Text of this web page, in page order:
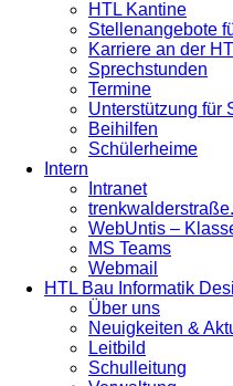
HTL Kantine
Stellenangebote
Karriere an der
Sprechstunden
Termine
Unterstützung für
Beihilfen
Schülerheime
Intern
Intranet
WebUntis –
MS Teams
Webmail
HTL Bau Informatik
Über uns
Neuigkeiten &
Leitbild
Schulleitung